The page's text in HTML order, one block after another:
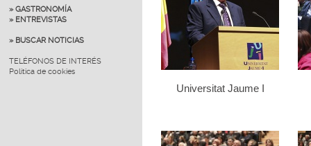
» GASTRONOMÍA
» ENTREVISTAS
» BUSCAR NOTICIAS
TELÉFONOS DE INTERÉS
Política de cookies
Universitat Jaume I